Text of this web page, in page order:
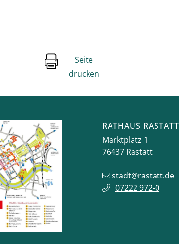
Seite
drucken
RATHAUS RASTATT
Marktplatz 1
76437 Rastatt
stadt@rastatt.de
07222 972-0